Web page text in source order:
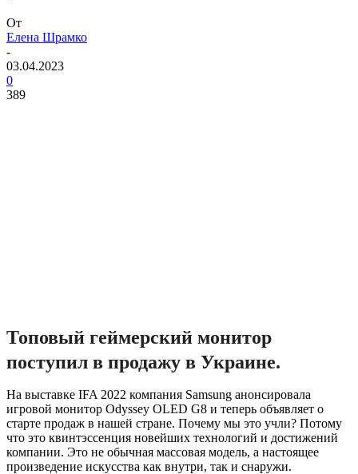
От
Елена Шрамко
-
03.04.2023
0
389
Топовый геймерский монитор
поступил в продажу в Украине.
На выставке IFA 2022 компания Samsung анонсировала
игровой монитор Odyssey OLED G8 и теперь объявляет о
старте продаж в нашей стране. Почему мы это учли? Потому
что это квинтэссенция новейших технологий и достижений
компании. Это не обычная массовая модель, а настоящее
произведение искусства как внутри, так и снаружи.